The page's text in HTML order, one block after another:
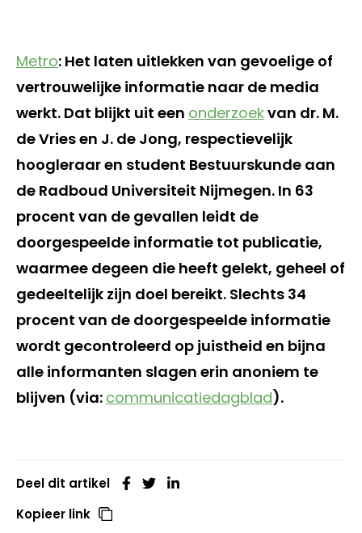
Metro: Het laten uitlekken van gevoelige of
vertrouwelijke informatie naar de media
werkt. Dat blijkt uit een onderzoekvan dr. M.
de Vries en J. de Jong, respectievelijk
hoogleraar en student Bestuurskunde aan
de Radboud Universiteit Nijmegen. In 63
procent van de gevallen leidt de
doorgespeelde informatie tot publicatie,
waarmee degeen die heeft gelekt, geheel of
gedeeltelijk zijn doel bereikt. Slechts 34
procent van de doorgespeelde informatie
wordt gecontroleerd op juistheid en bijna
alle informanten slagen erin anoniem te
blijven (via: communicatiedagblad).
Deel dit artikel
Kopieer link